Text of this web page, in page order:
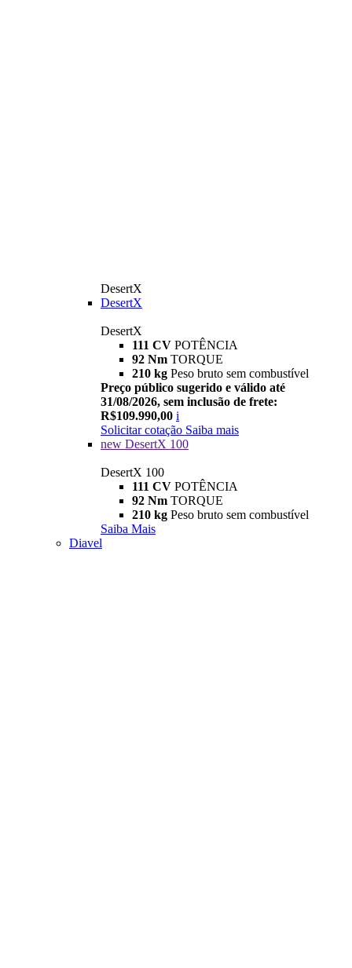
DesertX
DesertX
DesertX
111 CV POTÊNCIA
92 Nm TORQUE
210 kg Peso bruto sem combustível
Preço público sugerido e válido até
31/08/2026, sem inclusão de frete:
R$109.990,00 i
Solicitar cotação Saiba mais
new DesertX 100
DesertX 100
111 CV POTÊNCIA
92 Nm TORQUE
210 kg Peso bruto sem combustível
Saiba Mais
Diavel